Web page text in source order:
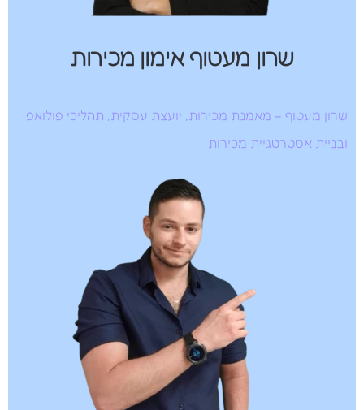
שרון מעטוף אימון מכירות
שרון מעטוף – מאמנת מכירות, יועצת עסקית, תהליכי פולואפ
ובניית אסטרטגיית מכירות